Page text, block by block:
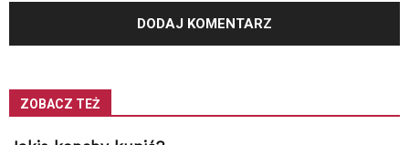
ZOBACZ TEŻ